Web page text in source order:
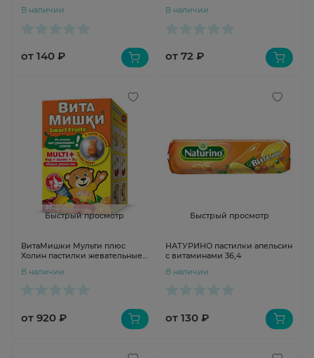
В наличии
от 140 ₽
вкусом клубники с 3 лет 17г
В наличии
от 72 ₽
Быстрый просмотр
ВитаМишки Мульти плюс
Холин пастилки жевательные
В наличии
от 920 ₽
Быстрый просмотр
НАТУРИНО пастилки апельсин
с витаминами 36,4
В наличии
от 130 ₽